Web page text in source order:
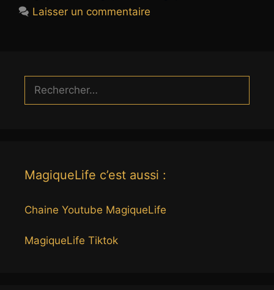
Laisser un commentaire
MagiqueLife c’est aussi :
Chaine Youtube MagiqueLife
MagiqueLife Tiktok